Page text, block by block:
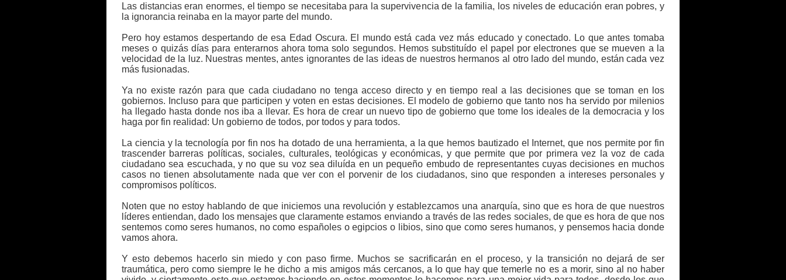
Las distancias eran enormes, el tiempo se necesitaba para la supervivencia de la familia, los niveles de educación eran pobres, y
la ignorancia reinaba en la mayor parte del mundo.
Pero hoy estamos despertando de esa Edad Oscura. El mundo está cada vez más educado y conectado. Lo que antes tomaba
meses o quizás días para enterarnos ahora toma solo segundos. Hemos substituído el papel por electrones que se mueven a la
velocidad de la luz. Nuestras mentes, antes ignorantes de las ideas de nuestros hermanos al otro lado del mundo, están cada vez
más fusionadas.
Ya no existe razón para que cada ciudadano no tenga acceso directo y en tiempo real a las decisiones que se toman en los
gobiernos. Incluso para que participen y voten en estas decisiones. El modelo de gobierno que tanto nos ha servido por milenios
ha llegado hasta donde nos iba a llevar. Es hora de crear un nuevo tipo de gobierno que tome los ideales de la democracia y los
haga por fin realidad: Un gobierno de todos, por todos y para todos.
La ciencia y la tecnología por fin nos ha dotado de una herramienta, a la que hemos bautizado el Internet, que nos permite por fin
trascender barreras políticas, sociales, culturales, teológicas y económicas, y que permite que por primera vez la voz de cada
ciudadano sea escuchada, y no que su voz sea diluída en un pequeño embudo de representantes cuyas decisiones en muchos
casos no tienen absolutamente nada que ver con el porvenir de los ciudadanos, sino que responden a intereses personales y
compromisos políticos.
Noten que no estoy hablando de que iniciemos una revolución y establezcamos una anarquía, sino que es hora de que nuestros
líderes entiendan, dado los mensajes que claramente estamos enviando a través de las redes sociales, de que es hora de que nos
sentemos como seres humanos, no como españoles o egipcios o libios, sino que como seres humanos, y pensemos hacia donde
vamos ahora.
Y esto debemos hacerlo sin miedo y con paso firme. Muchos se sacrificarán en el proceso, y la transición no dejará de ser
traumática, pero como siempre le he dicho a mis amigos más cercanos, a lo que hay que temerle no es a morir, sino al no haber